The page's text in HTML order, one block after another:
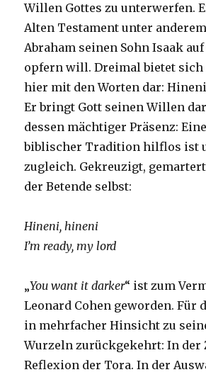
Willen Gottes zu unterwerfen.
Alten Testament unter
Abraham seinen Sohn Isaak
opfern will. Dreimal bietet sich
hier mit den Worten dar:
Er bringt Gott seinen Willen
dessen mächtiger Präsenz:
biblischer Tradition hilflos ist
zugleich. Gekreuzigt,
der Betende selbst:
Hineni, hineni
I’m ready, my lord
„You want it darker“ ist zum
Leonard Cohen geworden. Für
in mehrfacher Hinsicht zu
Wurzeln zurückgekehrt: In der
Reflexion der Tora. In der